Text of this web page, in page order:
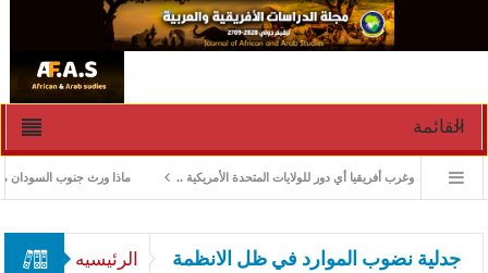
القائمة
ماذا ورث جنوب السودان من الوسط وغرب أفريقيا أي دور للولايات المتحدة الأمريكية ..
الرئيسيه جدلية نضوب الموارد في ظل الانظمة